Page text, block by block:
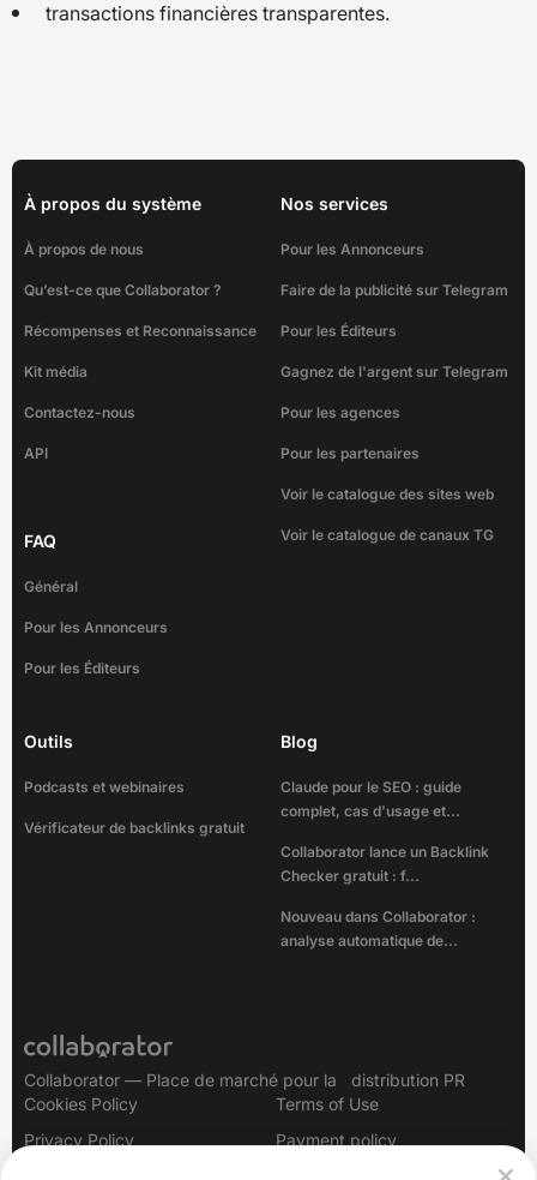
transactions financières transparentes.
À propos du système
À propos de nous
Qu’est-ce que Collaborator ?
Récompenses et Reconnaissance
Kit média
Contactez-nous
API
FAQ
Général
Pour les Annonceurs
Pour les Éditeurs
Nos services
Pour les Annonceurs
Faire de la publicité sur Telegram
Pour les Éditeurs
Gagnez de l'argent sur Telegram
Pour les agences
Pour les partenaires
Voir le catalogue des sites web
Voir le catalogue de canaux TG
Outils
Podcasts et webinaires
Vérificateur de backlinks gratuit
Blog
Claude pour le SEO : guide
complet, cas d'usage et...
Collaborator lance un Backlink
Checker gratuit : f...
Nouveau dans Collaborator :
analyse automatique de...
Collaborator — Place de marché pour la distribution PR
Cookies Policy
Terms of Use
Privacy Policy
Payment policy